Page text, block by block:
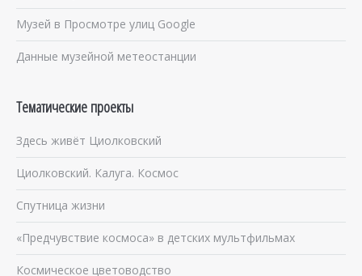
Музей в Просмотре улиц Google
Данные музейной метеостанции
Тематические проекты
Здесь живёт Циолковский
Циолковский. Калуга. Космос
Спутница жизни
«Предчувствие космоса» в детских мультфильмах
Космическое цветоводство